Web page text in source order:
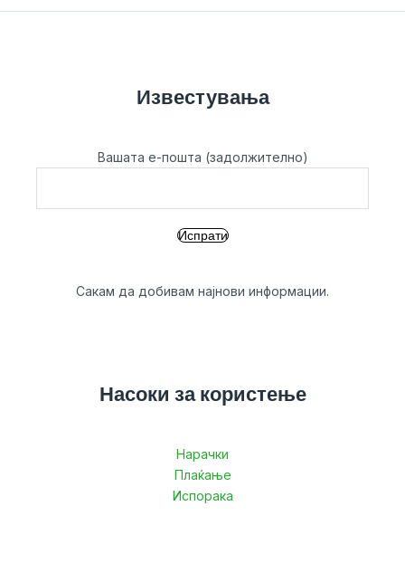
Известувања
Вашата е-пошта (задолжително)
Сакам да добивам најнови информации.
Насоки за користење
Нарачки
Плаќање
Испорака